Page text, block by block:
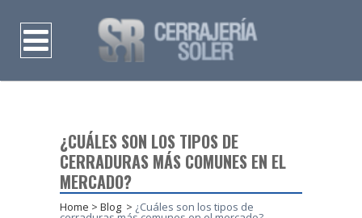
¿CUÁLES SON LOS TIPOS DE
CERRADURAS MÁS COMUNES EN EL
MERCADO?
Home > Blog > ¿Cuáles son los tipos de